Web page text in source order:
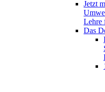
Jetzt
Lehre
Das